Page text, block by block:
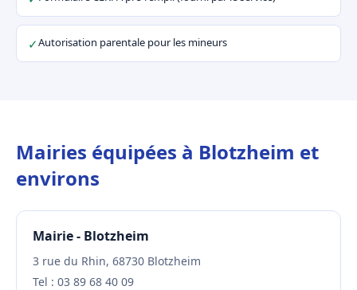
✓Autorisation parentale pour les mineurs
Mairies équipées à Blotzheim et
environs
Mairie - Blotzheim
3 rue du Rhin, 68730 Blotzheim
Tel : 03 89 68 40 09